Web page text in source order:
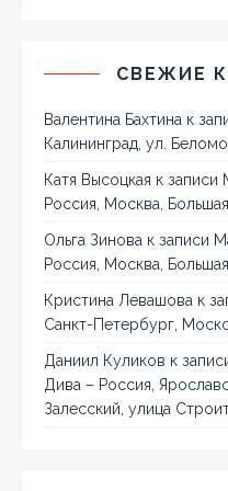
СВЕЖИЕ
Валентина Бахтина к
Калининград, ул.
Катя Высоцкая к записи
Россия, Москва,
Ольга Зинова к записи
Россия, Москва,
Кристина Левашова к
Санкт-Петербург,
Даниил Куликов к
Дива – Россия,
Залесский, улица